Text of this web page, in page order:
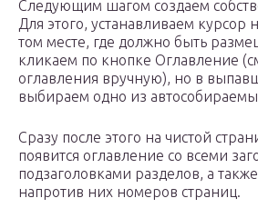
Следующим шагом создаем
Для этого, устанавливаем курсор
том месте, где должно быть
кликаем по кнопке Оглавление
оглавления вручную), но в
выбираем одно из
Сразу после этого на чистой
появится оглавление со всеми
подзаголовками разделов, а
напротив них номеров страниц.